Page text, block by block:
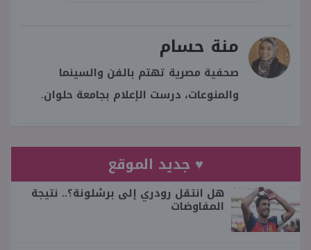
منة حسام
صحفية مصرية تهتم بالفن والسينما
والمنوعات، درست الإعلام بجامعة حلوان.
♥ جديد الموقع
هل انتقل رودري إلى برشلونة؟.. نتيجة
المفاوضات